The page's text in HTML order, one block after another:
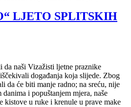
LJETO SPLITSKIH
da naši Vizažisti ljetne praznike
događanja koja slijede. Zbog
da će biti manje radno; na sreću, nije
i popuštanjem mjera, naše
kistove u ruke i krenule u prave make